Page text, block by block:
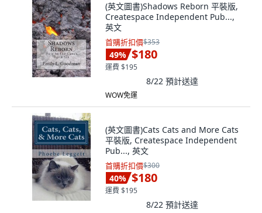
(英文圖書)Shadows Reborn 平裝版,
Createspace Independent Pub...,
英文
首購折扣價$353
49% $180
運費 $195
8/22 預計送達
WOW免運
(英文圖書)Cats Cats and More Cats
平裝版, Createspace Independent
Pub..., 英文
首購折扣價$300
40% $180
運費 $195
8/22 預計送達